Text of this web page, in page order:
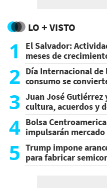
LO + VISTO
1
El Salvador:
meses de
2 Día Internacional de
consumo se
3 Juan José Gutiérrez
cultura, acuerdos y
4 Bolsa
impulsarán
5 Trump impone
para fabricar